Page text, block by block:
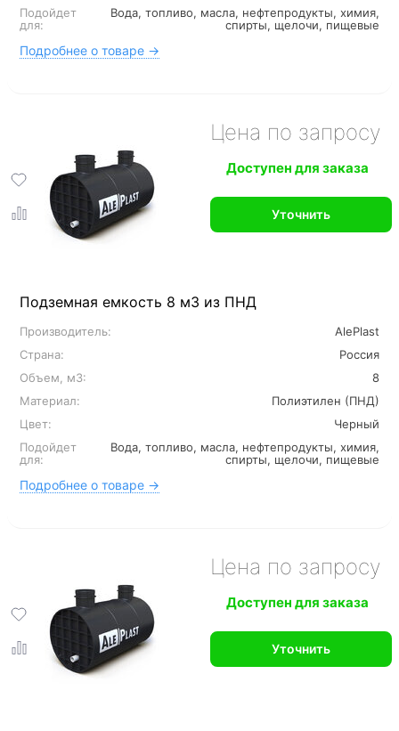
Подойдет
для:
Вода, топливо, масла, нефтепродукты, химия,
спирты, щелочи, пищевые
Подробнее о товаре →
Подземная емкость 8 м3 из ПНД
Производитель:
AlePlast
Страна:
Россия
Объем, м3:
8
Материал:
Полиэтилен (ПНД)
Цвет:
Черный
Подойдет
для:
Вода, топливо, масла, нефтепродукты, химия,
спирты, щелочи, пищевые
Подробнее о товаре →
Цена по запросу
Доступен для заказа
Уточнить
Цена по запросу
Доступен для заказа
Уточнить